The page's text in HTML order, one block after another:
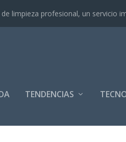
de limpieza profesional, un servicio
TENDENCIAS